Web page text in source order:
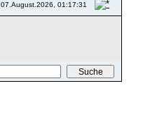
07.August.2026, 01:17:31